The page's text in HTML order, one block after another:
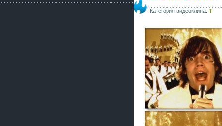
Категория видеоклипа: T